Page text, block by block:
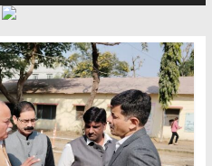
खोला जाए, लोगों को न हो दिक्कत